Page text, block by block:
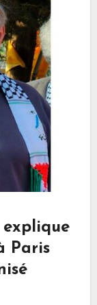
explique
Paris